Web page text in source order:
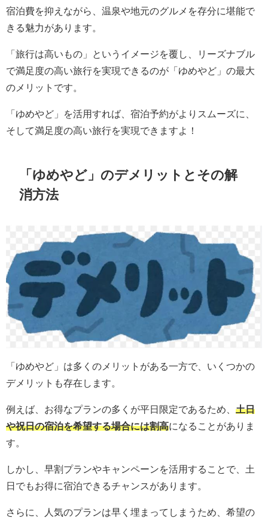
宿泊費を抑えながら、温泉や地元のグルメを存分に堪能で
きる魅力があります。
「旅行は高いもの」というイメージを覆し、リーズナブル
で満足度の高い旅行を実現できるのが「ゆめやど」の最大
のメリットです。
「ゆめやど」を活用すれば、宿泊予約がよりスムーズに、
そして満足度の高い旅行を実現できますよ！
「ゆめやど」のデメリットとその解
消方法
「ゆめやど」は多くのメリットがある一方で、いくつかの
デメリットも存在します。
例えば、お得なプランの多くが平日限定であるため、 土日
や祝日の宿泊を希望する場合には割高になることがありま
す。
しかし、早割プランやキャンペーンを活用することで、土
日でもお得に宿泊できるチャンスがあります。
さらに、人気のプランは早く埋まってしまうため、希望の